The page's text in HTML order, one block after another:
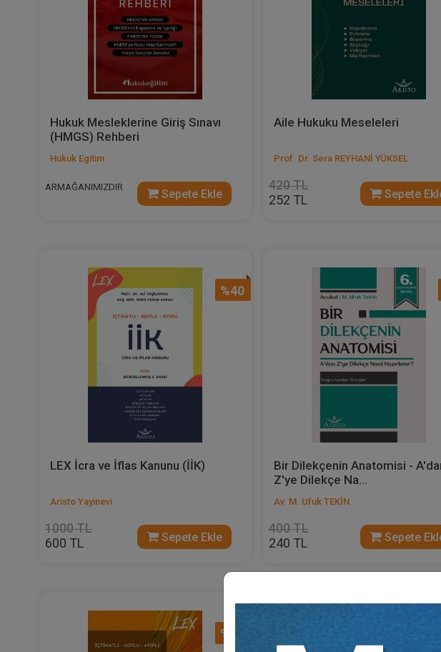
Hukuk Mesleklerine Giriş Sınavı
(HMGS) Rehberi
Hukuk Egitim
ARMAĞANIMIZDIR
Sepete Ekle
Aile Hukuku Meseleleri
Prof. Dr. Sera REYHANİ YÜKSEL
420 TL
252 TL Sepete
%40
LEX İcra ve İflas Kanunu (İİK)
Aristo Yayınevi
1000 TL
600 TL Sepete Ekle
Bir Dilekçenin Anatomisi -
Z'ye Dilekçe Na...
Av. M. Ufuk TEKİN
400 TL
240 TL Sepete
%40